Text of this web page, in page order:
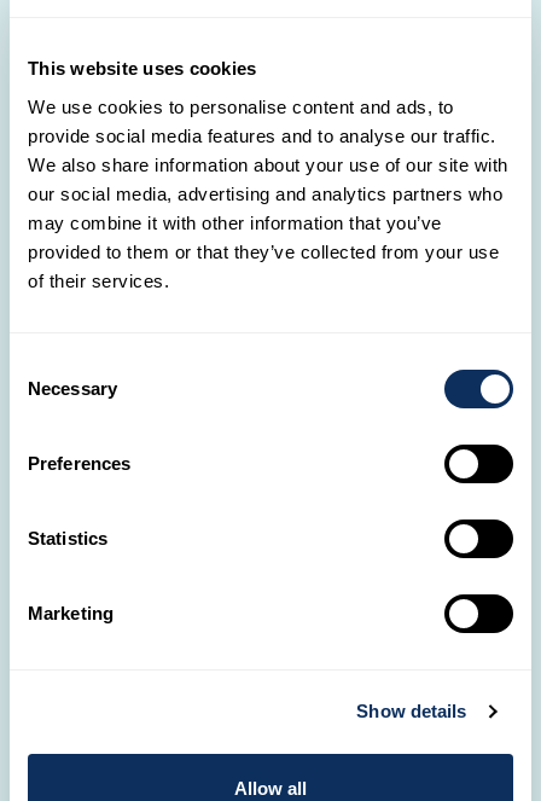
This website uses cookies
We use cookies to personalise content and ads, to
provide social media features and to analyse our traffic.
We also share information about your use of our site with
our social media, advertising and analytics partners who
may combine it with other information that you’ve
provided to them or that they’ve collected from your use
of their services.
Selection
Necessary
Preferences
Statistics
Marketing
Show details
Allow all
Nos agences de voyage au Luxembourg
Avec 13 agences réparties à travers le
Luxembourg, nos Travel Designers sont toujours
là pour toi.